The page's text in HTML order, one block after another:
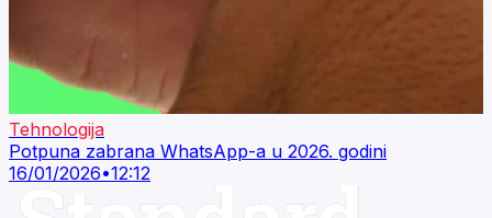
Tehnologija
Potpuna zabrana WhatsApp-a u 2026. godini
16/01/2026•12:12